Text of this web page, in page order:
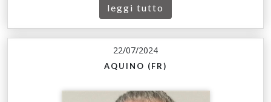
leggi tutto
22/07/2024
AQUINO (FR)